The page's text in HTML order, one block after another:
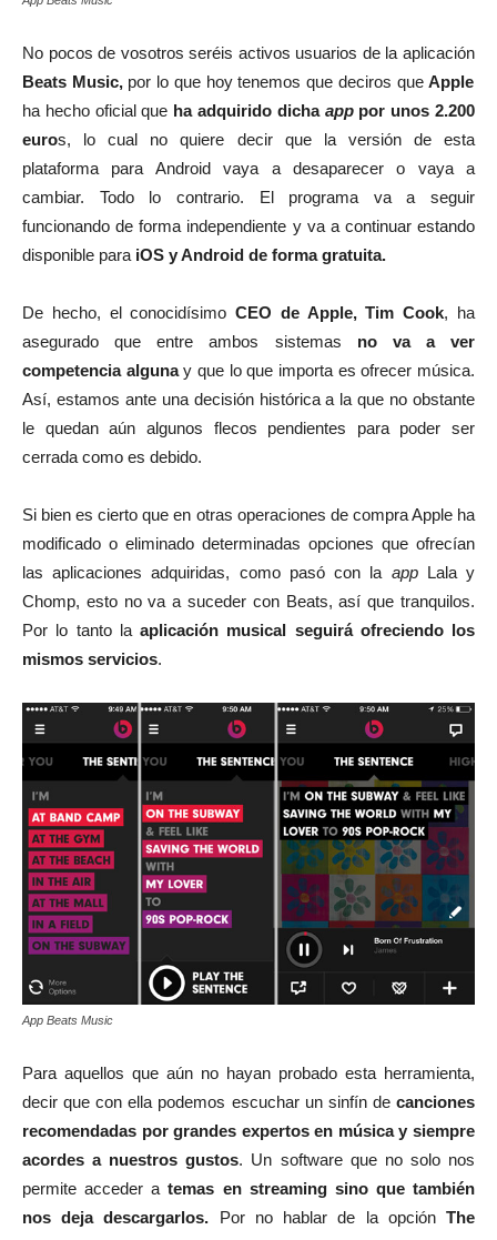
No pocos de vosotros seréis activos usuarios de la aplicación
Beats Music,por lo que hoy tenemos que deciros queApple
ha hecho oficial que ha adquirido dicha apppor unos 2.200
euros, lo cual no quiere decir que la versión de esta
plataforma para Android vaya a desaparecer o vaya a
cambiar. Todo lo contrario. El programa va a seguir
funcionando de forma independiente y va a continuar estando
disponible para iOS y Android de forma gratuita.
De hecho, el conocidísimo CEO de Apple, Tim Cook, ha
asegurado que entre ambos sistemas no va a ver
competencia algunay que lo que importa es ofrecer música.
Así, estamos ante una decisión histórica a la que no obstante
le quedan aún algunos flecos pendientes para poder ser
cerrada como es debido.
Si bien es cierto que en otras operaciones de compra Apple ha
modificado o eliminado determinadas opciones que ofrecían
las aplicaciones adquiridas, como pasó con la appLala y
Chomp, esto no va a suceder con Beats, así que tranquilos.
Por lo tanto la aplicación musical seguirá ofreciendo los
mismos servicios.
App Beats Music
Para aquellos que aún no hayan probado esta herramienta,
decir que con ella podemos escuchar un sinfín decanciones
recomendadas por grandes expertos en música y siempre
acordes a nuestros gustos. Un software que no solo nos
permite acceder atemas en streaming sino que también
nos deja descargarlos. Por no hablar de la opciónThe